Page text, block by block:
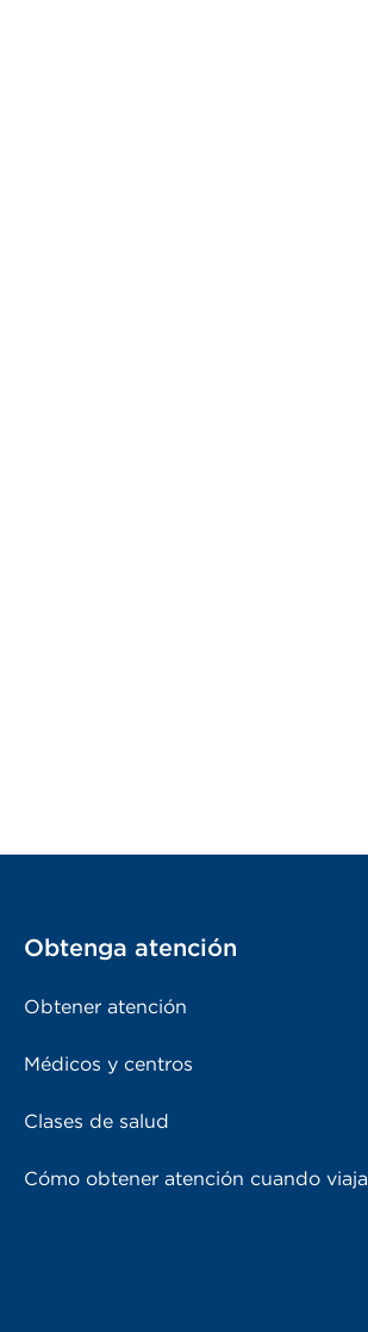
Obtenga atención
Obtener atención
Médicos y centros
Clases de salud
Cómo obtener atención cuando viaja